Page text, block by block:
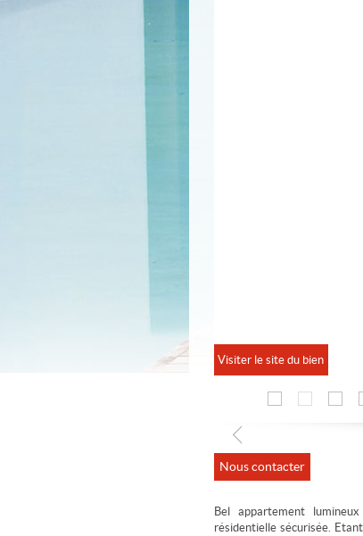
Visiter le site du bien
Nous contacter
Bel appartement
résidentielle sécurisée.